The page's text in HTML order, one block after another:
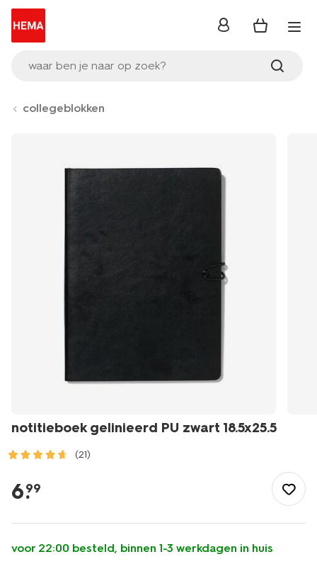
waar ben je naar op zoek?
inloggen
collegeblokken
notitieboek gelinieerd PU zwart 18.5x25.5
(21)
kantoor/schriften-
boekjes/collegeblokken-
gelinieerd-
zwart-
6.
99
voor 22:00 besteld, binnen 1-3 werkdagen in huis